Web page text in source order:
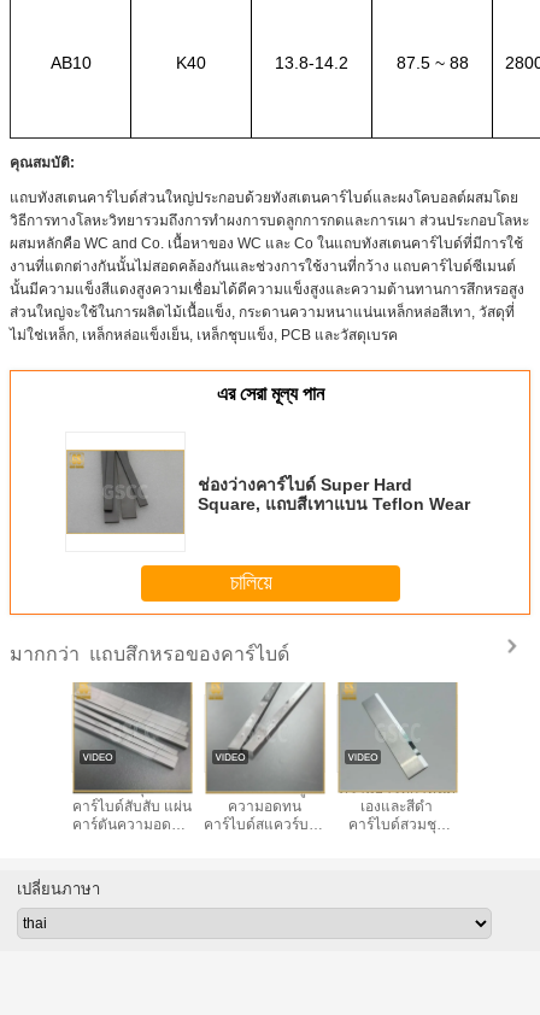
AB10 K40 13.8-14.2 87.5 ~ 88
คุณสมบัติ:
แถบทังสเตนคาร์ไบด์ส่วนใหญ่ประกอบด้วยทังสเตนคาร์ไบด์และผงโคบอลต์ผสมโดย
วิธีการทางโลหะวิทยารวมถึงการทำผงการบดลูกการกดและการเผา ส่วนประกอบโลหะ
ผสมหลักคือ WC and Co. เนื้อหาของ WC และ Co ในแถบทังสเตนคาร์ไบด์ที่มีการใช้
งานที่แตกต่างกันนั้นไม่สอดคล้องกันและช่วงการใช้งานที่กว้าง แถบคาร์ไบด์ซีเมนต์
นั้นมีความแข็งสีแดงสูงความเชื่อมได้ดีความแข็งสูงและความต้านทานการสึกหรอสูง
ส่วนใหญ่จะใช้ในการผลิตไม้เนื้อแข็ง, กระดานความหนาแน่นเหล็กหล่อสีเทา, วัสดุที่
ไม่ใช่เหล็ก, เหล็กหล่อแข็งเย็น, เหล็กชุบแข็ง, PCB และวัสดุเบรค
এর সেরা মূল্য পান
ช่องว่างคาร์ไบด์ Super Hard
Square, แถบสีเทาแบน Teflon Wear
চালিয়ে
มากกว่า แถบสึกหรอของคาร์ไบด์
การบรรจุ แผ่น
คาร์ไบด์สับสับ แผ่น
คาร์ตันความอดทน
ความละเอียดสูง
ความอดทน
คาร์ไบด์สแควร์บาร์
ความยาวที่กําหนด
เองและสีดํา
คาร์ไบด์สวมชุด
เปลี่ยนภาษา